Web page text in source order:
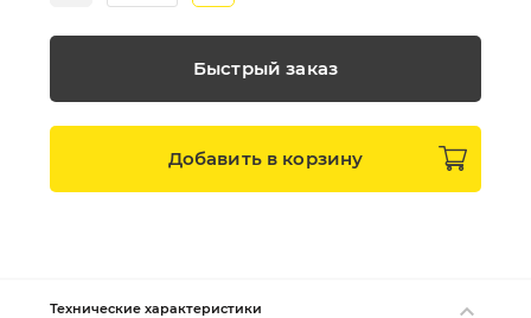
Быстрый заказ
Добавить в корзину
Технические характеристики